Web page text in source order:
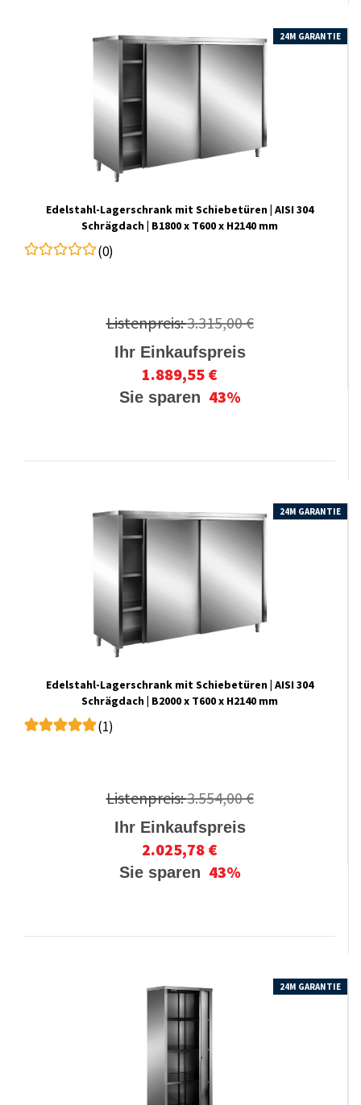
24M GARANTIE
Edelstahl-​​Lagerschrank mit Schiebetüren | AISI 304
Schrägdach | B1800 x T600 x H2140 mm
(0)
Listenpreis:3.315,00 €
Ihr Einkaufspreis
1.889,55 €
Sie sparen 43%
24M GARANTIE
Edelstahl-​​Lagerschrank mit Schiebetüren | AISI 304
Schrägdach | B2000 x T600 x H2140 mm
(1)
Listenpreis:3.554,00 €
Ihr Einkaufspreis
2.025,78 €
Sie sparen 43%
24M GARANTIE